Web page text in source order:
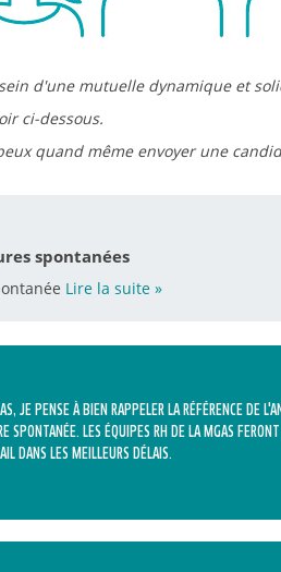
d'une mutuelle dynamique et
ci-dessous.
quand même envoyer une
spontanées
Lire la suite »
JE PENSE À BIEN RAPPELER LA RÉFÉRENCE DE
SPONTANÉE. LES ÉQUIPES RH DE LA MGAS
DANS LES MEILLEURS DÉLAIS.